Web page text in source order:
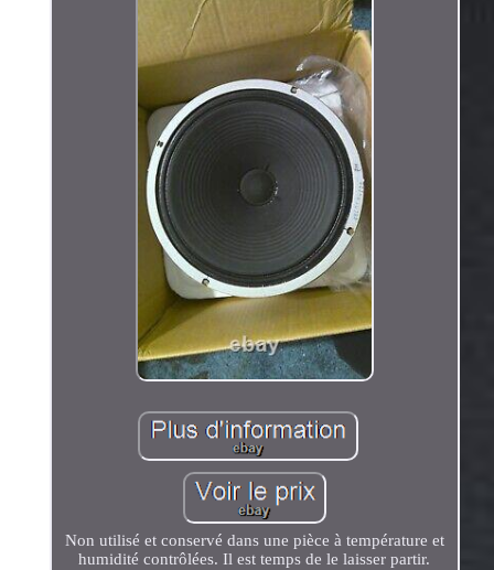
Non utilisé et conservé dans une pièce à température et
humidité contrôlées. Il est temps de le laisser partir.